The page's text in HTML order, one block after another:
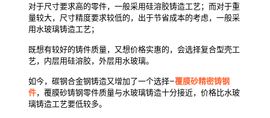
对于尺寸要求高的零件，一般采用硅溶胶铸造工艺；而对于重
量较大，尺寸精度要求较低的，出于节省成本的考虑，一般采
用水玻璃铸造工艺；
既想有较好的铸件质量，又想价格实惠的，会选择复合型壳工
艺，内层用硅溶胶，外层用水玻璃。
如今，碳钢合金钢铸造又增加了一个选择–覆膜砂精密铸钢
件，覆膜砂铸钢零件质量与水玻璃铸造十分接近，价格比水玻
璃铸造工艺要低较多。